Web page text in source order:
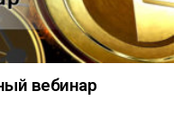
вебинар